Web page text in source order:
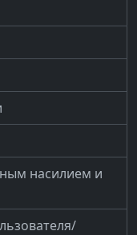
насилием и